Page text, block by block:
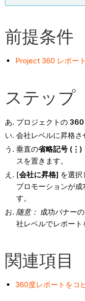
前提条件
Project 360 レポー
ステップ
プロジェクトの 360
会社レベルに昇格さ
垂直の省略記号 (⋮)
スを置きます。
[会社に昇格] を選択
プロモーションが
す。
随意： 成功バナー
社レベルでレポート
関連項目
360度レポートをコ